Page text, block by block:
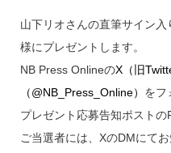
山下リオさんの直筆サイン
様にプレゼントします。
NB Press OnlineのX（旧
（@NB_Press_Online） をフ
プレゼント応募告知ポストの
ご当選者には、XのDMにて